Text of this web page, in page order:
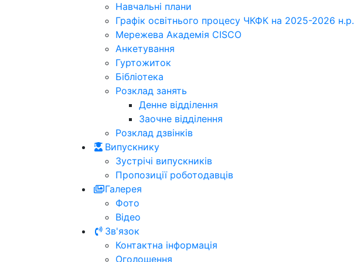
Навчальні плани
Графік освітнього процесу ЧКФК на 2025-2026 н.р.
Мережева Академія CISCO
Анкетування
Гуртожиток
Бібліотека
Розклад занять
Денне відділення
Заочне відділення
Розклад дзвінків
Випускнику
Зустрічі випускників
Пропозиції роботодавців
Галерея
Фото
Відео
Зв'язок
Контактна інформація
Оголошення